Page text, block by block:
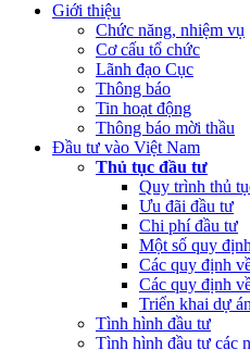
Giới thiệu
Chức năng, nhiệm vụ
Cơ cấu tổ chức
Lãnh đạo Cục
Thông báo
Tin hoạt động
Thông báo mời thầu
Đầu tư vào Việt Nam
Thủ tục đầu tư
Quy trình thủ
Ưu đãi đầu tư
Chi phí đầu tư
Một số quy
Các quy định
Các quy định
Triển khai dự
Tình hình đầu tư
Tình hình đầu tư các